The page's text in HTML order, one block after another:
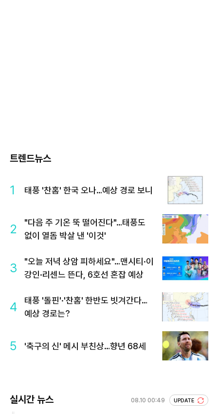
트렌드뉴스
1 태풍 '찬홈' 한국 오나…예상 경로 보니
2
"다음 주 기온 뚝 떨어진다"…태풍도
없이 열돔 박살 낸 '이것'
3
"오늘 저녁 상암 피하세요"…맨시티·이
강인·리센느 뜬다, 6호선 혼잡 예상
4
태풍 '돌핀'·'찬홈' 한반도 빗겨간다…
예상 경로는?
5 '축구의 신' 메시 부친상…향년 68세
실시간 뉴스 08.10 00:49 UPDATE